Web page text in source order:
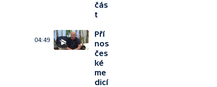
čás
t
04:49
Pří
nos
čes
ké
me
dicí